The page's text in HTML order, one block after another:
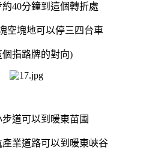
40分鐘到這個轉折處
空塊地可以停三四台車
個指路牌的對向)
道可以到暖東苗圃
業道路可以到暖東峽谷